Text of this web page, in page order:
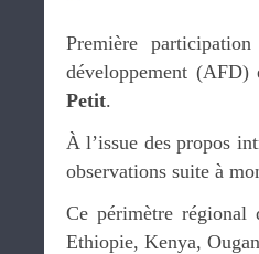
Première
développement (AFD)
Petit.
À l’issue des propos
observations suite à
Ce périmètre
Ethiopie, Kenya,